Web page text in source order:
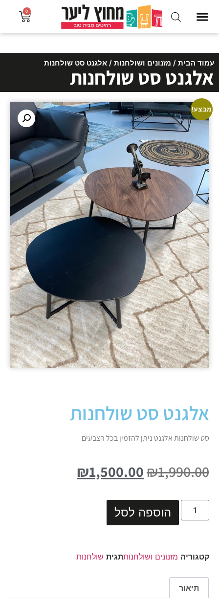
0
עמוד הבית / מזנונים ושולחנות / אלגנט סט שולחנות
אלגנט סט שולחנות
מבצע!
אלגנט סט שולחנות
סט שולחנות אלגנט ניתן להזמין בכל הצבעים
₪1,990.00
₪1,500.00
הוספה לסל
קטגוריה מזנונים ושולחנותתגית שולחנות
תיאור